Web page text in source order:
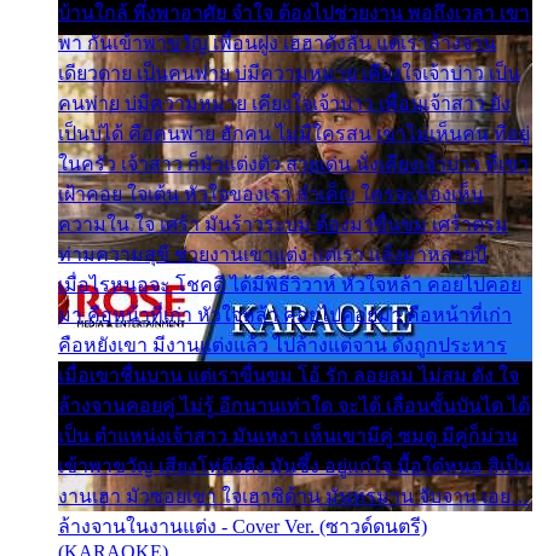
บ้านใกล้ พึ่งพาอาศัย จำใจ ต้องไปช่วยงาน พอถึงเวลา เขา
พา กันเข้าพาขวัญ เพื่อนฝูง เฮฮาดังลั่น แต่เราล้างจาน
เดียวดาย เป็นคนพ่าย บ่มีความหมาย เคียงใจเจ้าบ่าว เป็น
คนพ่าย บ่มีความหมาย เคียงใจเจ้าบ่าว เพื่อนเจ้าสาว ยัง
เป็นบ่ได้ คือคนพ่าย ฮักคน ไม่มีใครสน เขาไม่เห็นคน ที่อยู่
ในครัว เจ้าสาว ก็มัวแต่งตัว สวยเด่น นั่งเคียงเจ้าบ่าว ที่เขา
เฝ้าคอย ใจเต้น หัวใจของเรา ลำเค็ญ ใครจะมองเห็น
ความใน ใจ เศร้า มันร้าวระบม ต้องมาขื่นขม เศร้าตรม
ท่ามความสุขี ช่วยงานเขาแต่ง แต่เรา แล้งมาหลายปี
เมื่อไรหนอจะ โชคดี ได้มีพิธีวิวาห์ หัวใจหล้า คอยไปคอย
มา คือหน้าที่เก่า หัวใจหล้า คอยไปคอยมา คือหน้าที่เก่า
คือหยังเขา มีงานแต่งแล้ว ไปล้างแต่จาน ดั่งถูกประหาร
เมื่อเขาชื่นบาน แต่เราขื่นขม โอ้ รัก ลอยลม ไม่สม ดัง ใจ
ล้างจานคอยคู่ ไม่รู้ อีกนานเท่าใด จะได้ เลื่อนขั้นบันได ได้
เป็น ตำแหน่งเจ้าสาว มันเหงา เห็นเขามีคู่ ซมดู มีคู่ก็ม่วน
เข้าพาขวัญ เสียงโห่ตึงตึง มันซึ้ง อยู่แก่ใจ มื้อใด๋หนอ สิเป็น
งานเฮา มัวซอยเขา ใจเฮาซิด้าน มันทรมาน จับจาน เอย…
ล้างจานในงานแต่ง - Cover Ver. (ซาวด์ดนตรี)
(KARAOKE)